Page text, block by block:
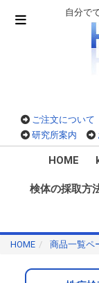
自分で
ご注文について
研究所案内
HOME
検体の採取方
HOME 商品一覧ペ